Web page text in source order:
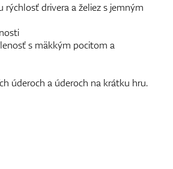
drivera a želiez s jemným
s mäkkým pocitom a
úderoch a úderoch na krátku hru.